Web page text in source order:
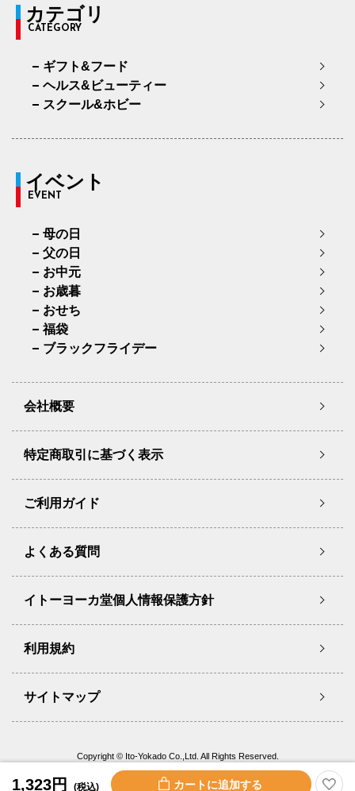
1,323円 (税込)
カテゴリ
CATEGORY
ギフト&フード
ヘルス&ビューティー
スクール&ホビー
イベント
EVENT
母の日
父の日
お中元
お歳暮
おせち
福袋
ブラックフライデー
会社概要
特定商取引に基づく表示
ご利用ガイド
よくある質問
イトーヨーカ堂個人情報保護方針
利用規約
サイトマップ
Copyright © Ito-Yokado Co.,Ltd. All Rights Reserved.